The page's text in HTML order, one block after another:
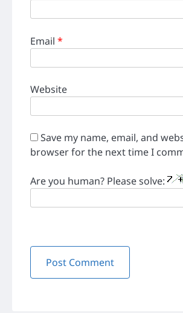
Email *
Website
Save my name, email, and
browser for the next time I
Are you human? Please solve: